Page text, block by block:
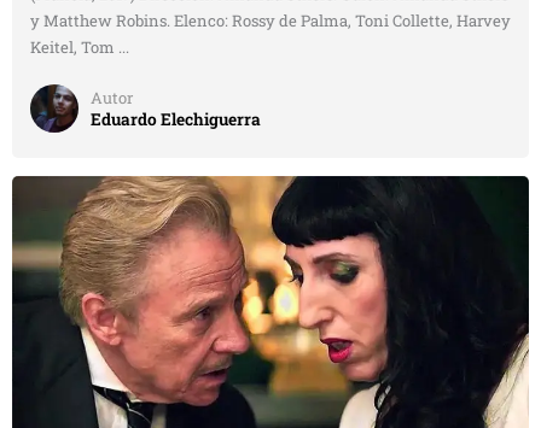
y Matthew Robins. Elenco: Rossy de Palma, Toni Collette, Harvey
Keitel, Tom ...
Autor
Eduardo Elechiguerra